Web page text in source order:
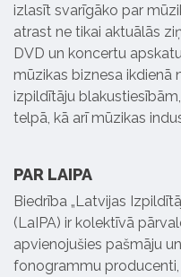
izlasīt svarīgāko par
atrast ne tikai aktuālās
DVD un koncertu
mūzikas biznesa ikdienā
izpildītāju
telpā, kā arī mūzikas
PAR LAIPA
Biedrība „Latvijas
(LaIPA) ir kolektīvā
apvienojušies pašmāju
fonogrammu